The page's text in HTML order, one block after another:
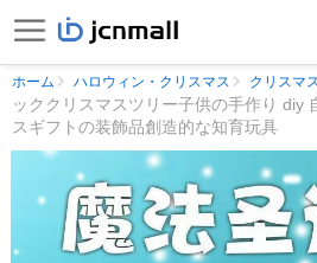
ホーム ハロウィン・クリスマス クリスマ
ッククリスマスツリー子供の手作り diy
スギフトの装飾品創造的な知育玩具